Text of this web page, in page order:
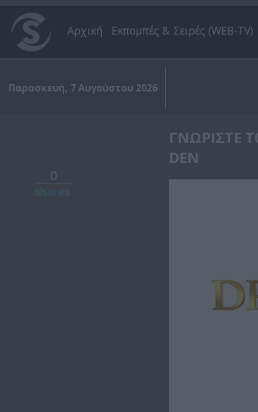
Αρχική Εκπομπές & Σειρές (WEB-TV)
Παρασκευή, 7 Αυγούστου 2026
0
ΓΝΩΡΙΣΤΕ
DEN